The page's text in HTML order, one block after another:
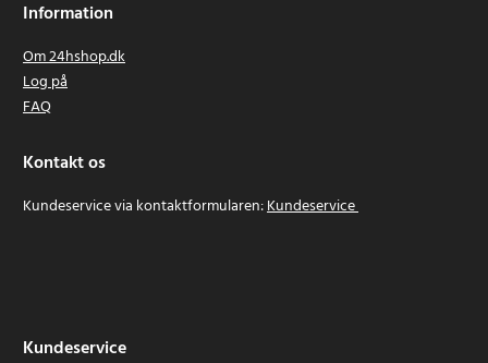
Information
Om 24hshop.dk
Log på
FAQ
Kontakt os
Kundeservice via kontaktformularen:Kundeservice
Kundeservice